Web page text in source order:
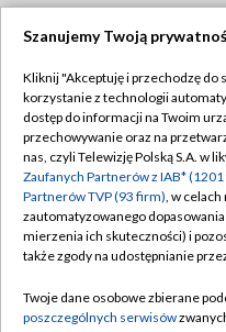
Abonament TVP
Emisja w TVP
Centrum informacji TVP
Naziemna Telewizja
Rada Programowa
Szanujemy Twoją
Kliknij "Akceptuję i przechodzę do
korzystanie z technologii
dostęp do informacji na Twoim
przechowywanie oraz na
nas, czyli Telewizję Polską S.A. w
Zaufanych Partnerów z IAB*
Partnerów TVP (93 firm), w
zautomatyzowanego
mierzenia ich skuteczności) i
także zgody na udostępnianie
Twoje dane osobowe zbierane
poszczególnych serwisów